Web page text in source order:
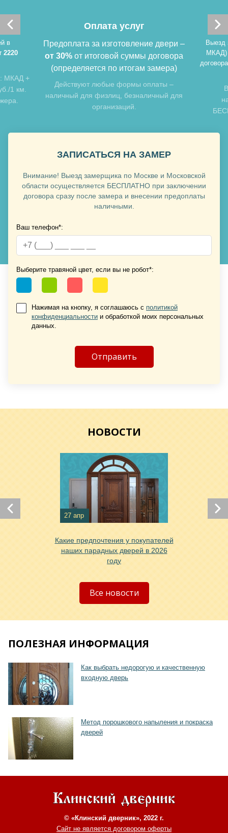
Хочу такую
Хочу такую
в
2220
МКАД +
1 км.
Оплата услуг
Предоплата за изготовление двери –
от 30% от итоговой суммы договора
(определяется по итогам замера)
Действуют любые формы оплаты –
наличный для физлиц, безналичный для
организаций.
Выезд
ЗАПИСАТЬСЯ НА ЗАМЕР
Внимание! Выезд замерщика по Москве и Московской
области осуществляется БЕСПЛАТНО при заключении
договора сразу после замера и внесении предоплаты
наличными.
Ваш телефон*:
Выберите травяной цвет, если вы не робот*:
Нажимая на кнопку, я соглашаюсь с политикой
конфиденциальности и обработкой моих персональных
данных.
НОВОСТИ
27 апр
Какие предпочтения у покупателей
наших парадных дверей в 2026
году
Все новости
ПОЛЕЗНАЯ ИНФОРМАЦИЯ
Как выбрать недорогую и качественную
входную дверь
Метод порошкового напыления и покраска
дверей
© «Клинский дверник», 2022 г.
Сайт не является договором оферты